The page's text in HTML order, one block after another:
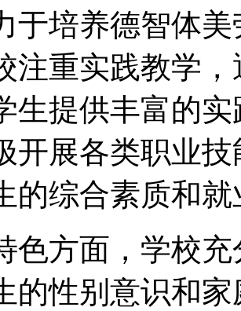
于培养德智体
注重实践教学
生提供丰富的
开展各类职业
的综合素质和
色方面，学校
的性别意识和